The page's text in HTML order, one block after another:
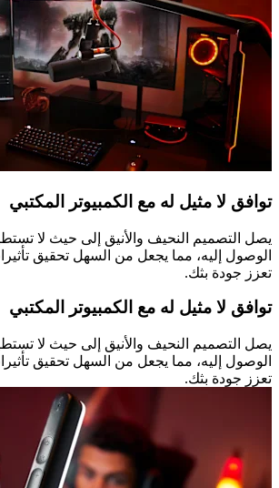
توافق لا مثيل له مع الكمبيوتر المكتبي
يصل التصميم النحيف والأنيق إلى حيث لا
الوصول إليه، مما يجعل من السهل تحقيق
تعزز جودة بثك.
توافق لا مثيل له مع الكمبيوتر المكتبي
يصل التصميم النحيف والأنيق إلى حيث لا
الوصول إليه، مما يجعل من السهل تحقيق
تعزز جودة بثك.